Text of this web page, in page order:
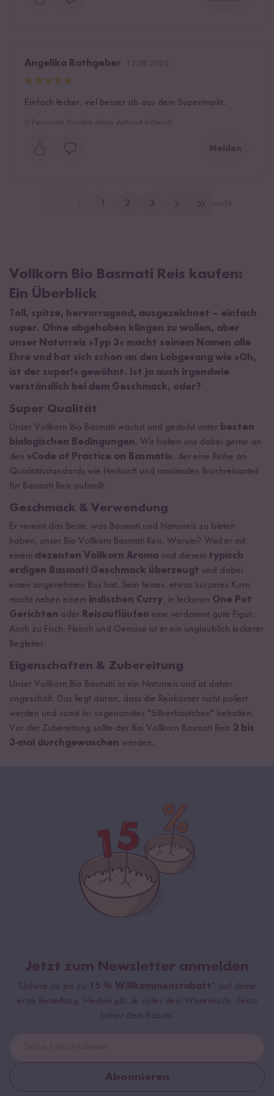
Angelika Rathgeber
Einfach lecker, viel besser als aus dem Supermarkt.
Melden
2 3
Vollkorn Bio Basmati Reis kaufen:
Ein Überblick
Toll, spitze, hervorragend, ausgezeichnet – einfach
super. Ohne abgehoben klingen zu wollen, aber
unser Naturreis »Typ 3« macht seinem Namen alle
Ehre und hat sich schon an den Lobgesang wie »Oh,
ist der super!« gewöhnt. Ist ja auch irgendwie
verständlich bei dem Geschmack, oder?
Super Qualität
Unser Vollkorn Bio Basmati wächst und gedeiht unter besten
biologischen Bedingungen. Wir halten uns dabei gerne an
den »Code of Practice on Basmati«, der eine Reihe an
Qualitätsstandards wie Herkunft und maximalen Bruchreisanteil
für Basmati Reis aufstellt.
Geschmack & Verwendung
Er vereint das Beste, was Basmati und Naturreis zu bieten
haben, unser Bio Vollkorn Basmati Reis. Warum? Weil er mit
einem dezenten Vollkorn Aroma und diesem typisch
erdigen Basmati Geschmack überzeugt und dabei
einen angenehmen Biss hat. Sein feines, etwas kürzeres Korn
macht neben einem indischen Curry, in leckeren One Pot
Gerichten oder Reisaufläufen eine verdammt gute Figur.
Auch zu Fisch, Fleisch und Gemüse ist er ein unglaublich leckerer
Begleiter.
Eigenschaften & Zubereitung
Unser Vollkorn Bio Basmati ist ein Naturreis und ist daher
ungeschält. Das liegt daran, dass die Reiskörner nicht poliert
werden und somit ihr sogenanntes "Silberhäutchen" behalten.
Vor der Zubereitung sollte der Bio Vollkorn Basmati Reis 2 bis
3-mal durchgewaschen werden.
Jetzt zum Newsletter anmelden
Sichere dir bis zu 15 % Willkommensrabatt* auf deine
erste Bestellung. Hierbei gilt: Je voller dein Warenkorb, desto
höher dein Rabatt.
Abonnieren